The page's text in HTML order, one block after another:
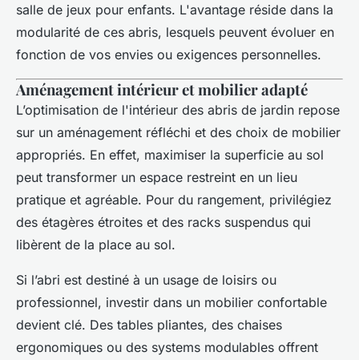
salle de jeux pour enfants. L'avantage réside dans la
modularité de ces abris, lesquels peuvent évoluer en
fonction de vos envies ou exigences personnelles.
Aménagement intérieur et mobilier adapté
L’optimisation de l'intérieur des abris de jardin repose
sur un aménagement réfléchi et des choix de mobilier
appropriés. En effet, maximiser la superficie au sol
peut transformer un espace restreint en un lieu
pratique et agréable. Pour du rangement, privilégiez
des étagères étroites et des racks suspendus qui
libèrent de la place au sol.
Si l’abri est destiné à un usage de loisirs ou
professionnel, investir dans un mobilier confortable
devient clé. Des tables pliantes, des chaises
ergonomiques ou des systems modulables offrent